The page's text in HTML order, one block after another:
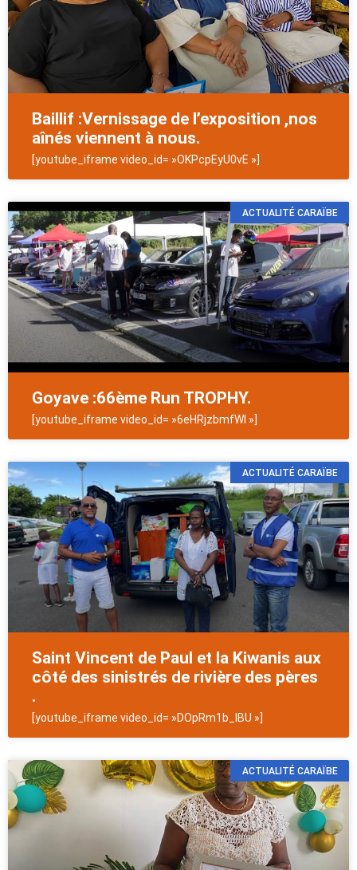
Baillif :Vernissage de l’exposition ,nos
aînés viennent à nous.
[youtube_iframe video_id= »OKPcpEyU0vE »]
ACTUALITÉ CARAÏBE
Goyave :66ème Run TROPHY.
[youtube_iframe video_id= »6eHRjzbmfWI »]
ACTUALITÉ CARAÏBE
Saint Vincent de Paul et la Kiwanis aux
côté des sinistrés de rivière des pères
.
[youtube_iframe video_id= »DOpRm1b_lBU »]
ACTUALITÉ CARAÏBE